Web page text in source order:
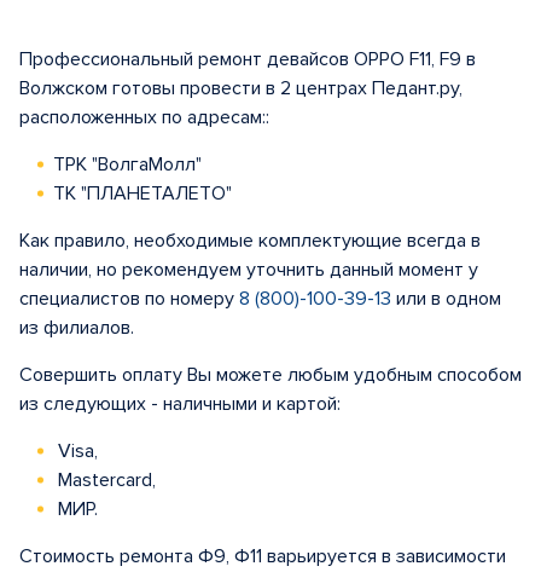
Профессиональный ремонт девайсов OPPO F11, F9 в
Волжском готовы провести в 2 центрах Педант.ру,
расположенных по адресам::
ТРК "ВолгаМолл"
ТК "ПЛАНЕТАЛЕТО"
Как правило, необходимые комплектующие всегда в
наличии, но рекомендуем уточнить данный момент у
специалистов по номеру 8 (800)-100-39-13 или в одном
из филиалов.
Совершить оплату Вы можете любым удобным способом
из следующих - наличными и картой:
Visa,
Mastercard,
МИР.
Стоимость ремонта Ф9, Ф11 варьируется в зависимости